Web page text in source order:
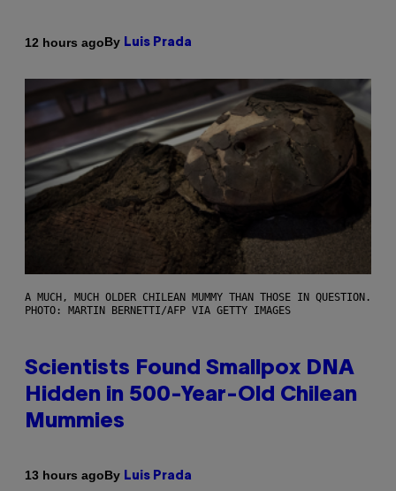
12 hours agoBy Luis Prada
A MUCH, MUCH OLDER CHILEAN MUMMY THAN THOSE IN QUESTION.
PHOTO: MARTIN BERNETTI/AFP VIA GETTY IMAGES
Scientists Found Smallpox DNA
Hidden in 500-Year-Old Chilean
Mummies
13 hours agoBy Luis Prada